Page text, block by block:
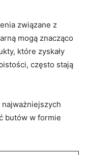
związane z
mogą znacząco
które zyskały
często stają
butów w formie